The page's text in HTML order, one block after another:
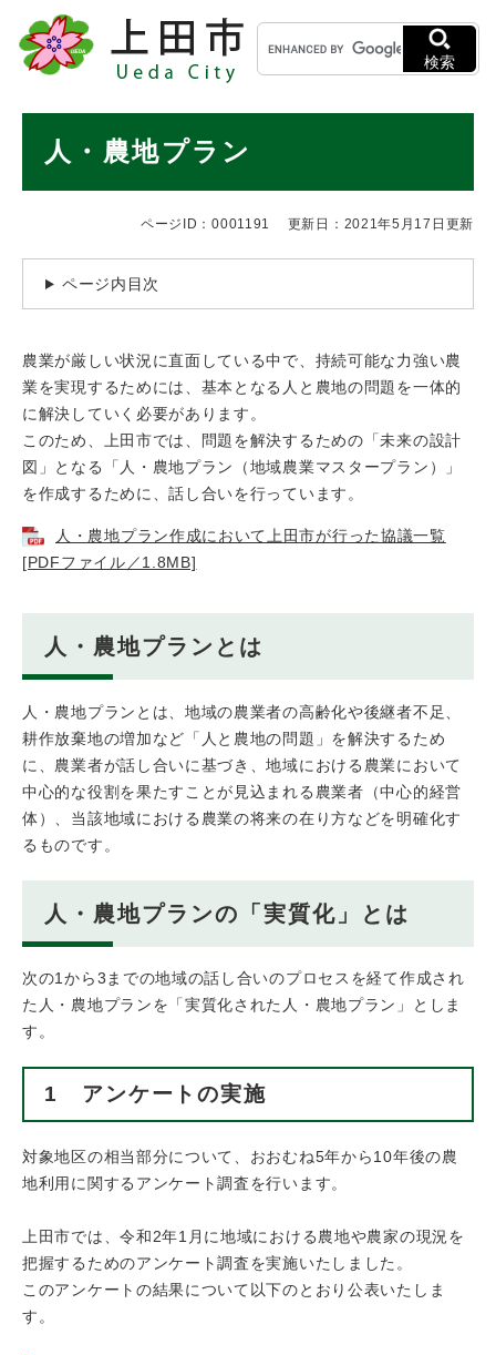
メニューを飛ばして本文へ
キ
ー
ワ
検索
人・農地プラン
ページID：0001191 更新日：2021年5月17日更新
ページ内目次
農業が厳しい状況に直面している中で、持続可能な力強い農
業を実現するためには、基本となる人と農地の問題を一体的
に解決していく必要があります。
このため、上田市では、問題を解決するための「未来の設計
図」となる「人・農地プラン（地域農業マスタープラン）」
を作成するために、話し合いを行っています。
人・農地プラン作成において上田市が行った協議一覧
[PDFファイル／1.8MB]
人・農地プランとは
人・農地プランとは、地域の農業者の高齢化や後継者不足、
耕作放棄地の増加など「人と農地の問題」を解決するため
に、農業者が話し合いに基づき、地域における農業において
中心的な役割を果たすことが見込まれる農業者（中心的経営
体）、当該地域における農業の将来の在り方などを明確化す
るものです。
人・農地プランの「実質化」とは
次の1から3までの地域の話し合いのプロセスを経て作成され
た人・農地プランを「実質化された人・農地プラン」としま
す。
1 アンケートの実施
対象地区の相当部分について、おおむね5年から10年後の農
地利用に関するアンケート調査を行います。
上田市では、令和2年1月に地域における農地や農家の現況を
把握するためのアンケート調査を実施いたしました。
このアンケートの結果について以下のとおり公表いたしま
す。